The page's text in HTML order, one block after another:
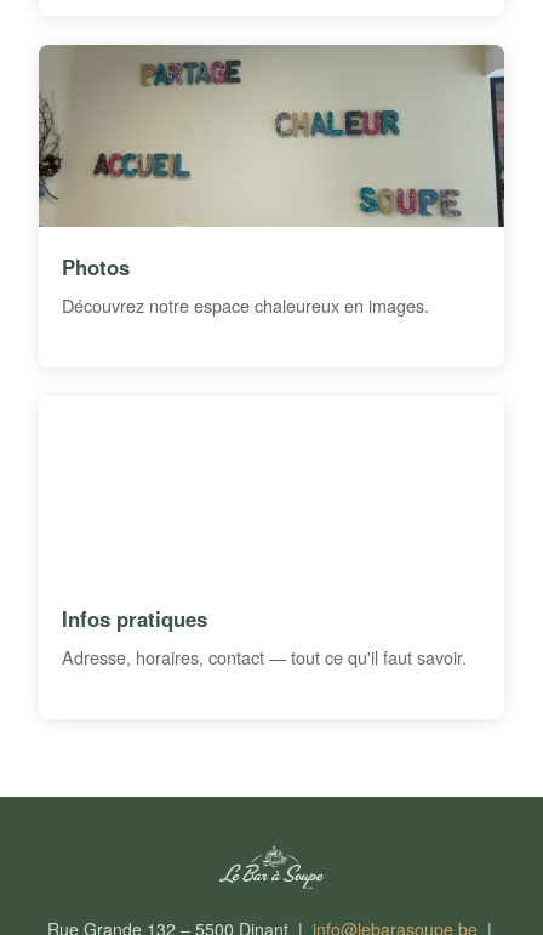
Photos
Découvrez notre espace chaleureux en images.
Infos pratiques
Adresse, horaires, contact — tout ce qu'il faut savoir.
Rue Grande 132 – 5500 Dinant | info@lebarasoupe.be|